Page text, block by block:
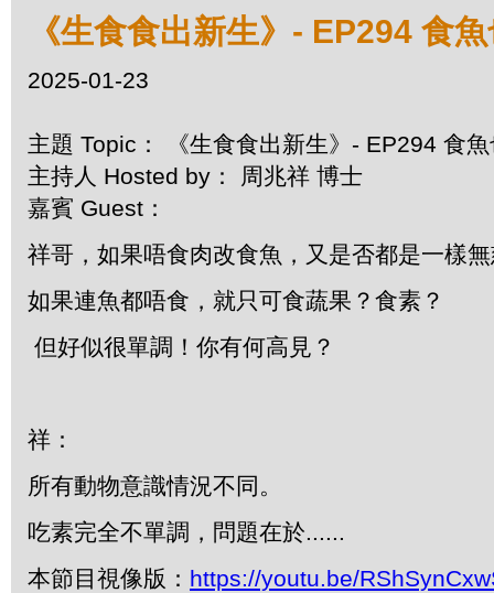
《生食食出新生》- EP294 食
2025-01-23
主題 Topic： 《生食食出新生》- EP294 食
主持人 Hosted by： 周兆祥 博士
嘉賓 Guest：
祥哥，如果唔食肉改食魚，又是否都是一樣
如果連魚都唔食，就只可食蔬果？食素？
但好似很單調！你有何高見？
祥：
所有動物意識情況不同。
吃素完全不單調，問題在於......
本節目視像版： https://youtu.be/